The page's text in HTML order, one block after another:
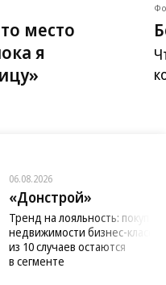
место
я
06.08.2026
«Донстрой»
Тренд на лояльность:
недвижимости бизнес-класса
из 10 случаев остаются
в сегменте